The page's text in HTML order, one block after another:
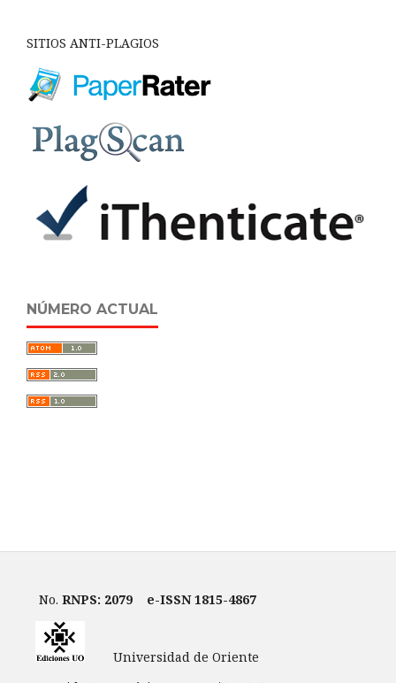
SITIOS ANTI-PLAGIOS
NÚMERO ACTUAL
No. RNPS: 2079 e-ISSN 1815-4867
Universidad de Oriente